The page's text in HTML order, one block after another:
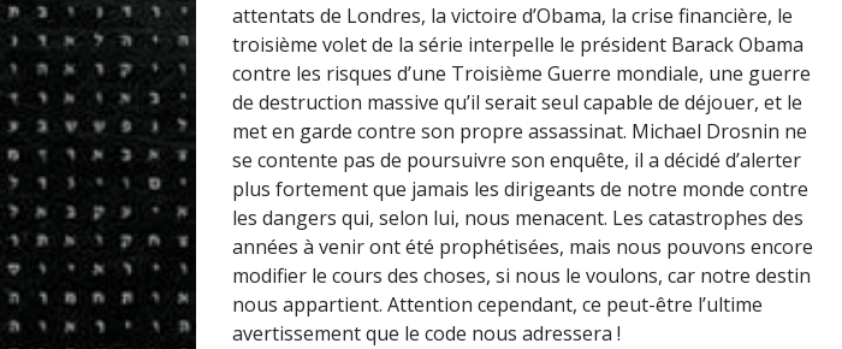
attentats de Londres, la victoire d’Obama, la crise financière, le
troisième volet de la série interpelle le président Barack Obama
contre les risques d’une Troisième Guerre mondiale, une guerre
de destruction massive qu’il serait seul capable de déjouer, et le
met en garde contre son propre assassinat. Michael Drosnin ne
se contente pas de poursuivre son enquête, il a décidé d’alerter
plus fortement que jamais les dirigeants de notre monde contre
les dangers qui, selon lui, nous menacent. Les catastrophes des
années à venir ont été prophétisées, mais nous pouvons encore
modifier le cours des choses, si nous le voulons, car notre destin
nous appartient. Attention cependant, ce peut-être l’ultime
avertissement que le code nous adressera !